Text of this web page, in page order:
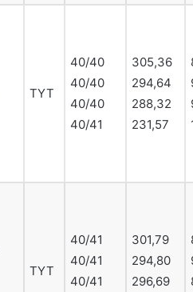
TYT
40/40
40/40
40/40
40/41
305,36
294,64
288,32
231,57
TYT
40/41
40/41
40/41
301,79
294,80
296,69